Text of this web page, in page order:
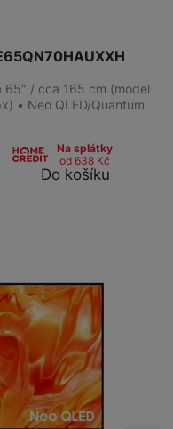
65″ / cca 165 cm (model
• Neo QLED/Quantum
Na splátky
od 638 Kč
Do košíku